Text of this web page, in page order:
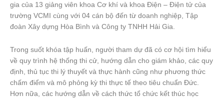
gia của 13 giảng viên khoa Cơ khí và khoa Điện – Điện tử của
trường VCMI cùng với 04 cán bộ đến từ doanh nghiệp, Tập
đoàn Xây dựng Hòa Bình và Công ty TNHH Hải Gia.
Trong suốt khóa tập huấn, người tham dự đã có cơ hội tìm hiểu
về quy trình hệ thống thi cử, hướng dẫn cho giám khảo, các quy
định, thủ tục thi lý thuyết và thực hành cũng như phương thức
chấm điểm và mô phỏng kỳ thi thực tế theo tiêu chuẩn Đức.
Hơn nữa, các hướng dẫn về cách thức tổ chức kết thúc học